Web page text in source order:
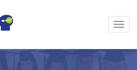
Menu